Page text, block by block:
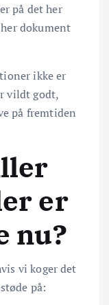
på det her
dokument
ikke er
vildt godt,
på fremtiden
er
nu?
vi koger det
på: